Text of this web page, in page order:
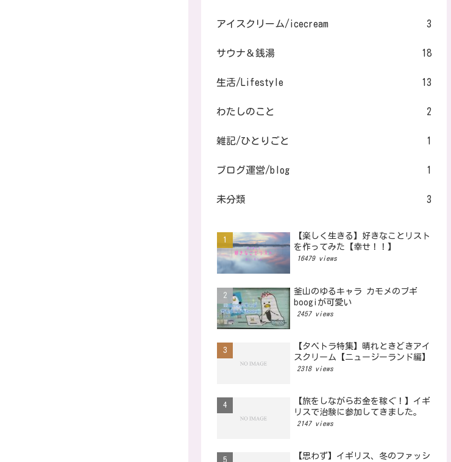
アイスクリーム/icecream 3
サウナ＆銭湯 18
生活/Lifestyle 13
わたしのこと 2
雑記/ひとりごと 1
ブログ運営/blog 1
未分類 3
【楽しく生きる】好きなことリスト
を作ってみた【幸せ！！】
16479 views
釜山のゆるキャラ カモメのブギ
boogiが可愛い
2457 views
【タベトラ特集】晴れときどきアイ
スクリーム【ニュージーランド編】
2318 views
【旅をしながらお金を稼ぐ！】イギ
リスで治験に参加してきました。
2147 views
【思わず】イギリス、冬のファッシ